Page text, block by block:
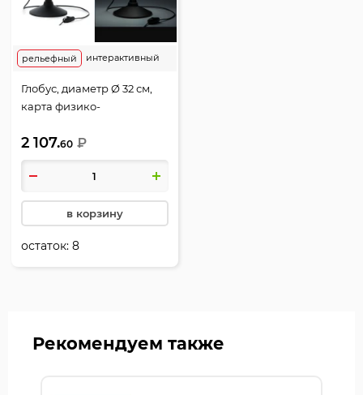
интерактивный
рельефный
Глобус, диаметр Ø 32 см,
карта физико-
рельефный, с подсветкой,
пластик, Рельефный,
Глобен, К013200223
2 107.60 ₽
в корзину
остаток:8
Рекомендуем также